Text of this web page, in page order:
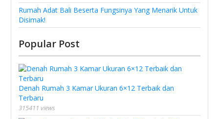
Rumah Adat Bali Beserta Fungsinya Yang Menarik Untuk
Disimak!
Popular Post
Denah Rumah 3 Kamar Ukuran 6×12 Terbaik dan
Terbaru
315411 views